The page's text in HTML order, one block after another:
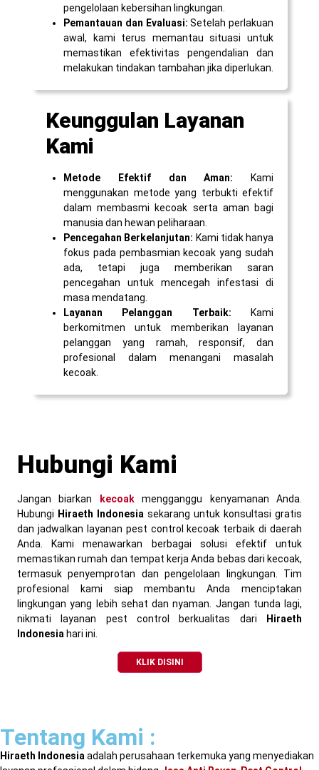
pengelolaan kebersihan lingkungan.
Pemantauan dan Evaluasi: Setelah perlakuan
awal, kami terus memantau situasi untuk
memastikan efektivitas pengendalian dan
melakukan tindakan tambahan jika diperlukan.
Keunggulan Layanan
Kami
Metode Efektif dan Aman: Kami
menggunakan metode yang terbukti efektif
dalam membasmi kecoak serta aman bagi
manusia dan hewan peliharaan.
Pencegahan Berkelanjutan: Kami tidak hanya
fokus pada pembasmian kecoak yang sudah
ada, tetapi juga memberikan saran
pencegahan untuk mencegah infestasi di
masa mendatang.
Layanan Pelanggan Terbaik: Kami
berkomitmen untuk memberikan layanan
pelanggan yang ramah, responsif, dan
profesional dalam menangani masalah
kecoak.
Hubungi Kami
Jangan biarkan kecoakmengganggu kenyamanan Anda.
Hubungi Hiraeth Indonesia sekarang untuk konsultasi gratis
dan jadwalkan layanan pest control kecoak terbaik di daerah
Anda. Kami menawarkan berbagai solusi efektif untuk
memastikan rumah dan tempat kerja Anda bebas dari kecoak,
termasuk penyemprotan dan pengelolaan lingkungan. Tim
profesional kami siap membantu Anda menciptakan
lingkungan yang lebih sehat dan nyaman. Jangan tunda lagi,
nikmati layanan pest control berkualitas dari
Hiraeth
Indonesia hari ini.
KLIK DISINI
Tentang Kami :
Hiraeth Indonesiaadalah perusahaan terkemuka yang menyediakan